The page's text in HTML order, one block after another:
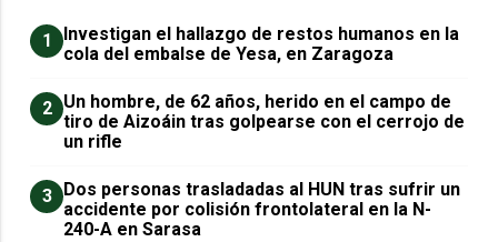
1
Investigan el hallazgo de restos humanos en la
cola del embalse de Yesa, en Zaragoza
2 Un hombre, de 62 años, herido en el campo de
tiro de Aizoáin tras golpearse con el cerrojo de
un rifle
3
​Dos personas trasladadas al HUN tras sufrir un
accidente por colisión frontolateral en la N-
240-A en Sarasa